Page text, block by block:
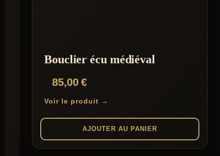
Bouclier écu médiéval
85,00€
Voir le produit →
AJOUTER AU PANIER